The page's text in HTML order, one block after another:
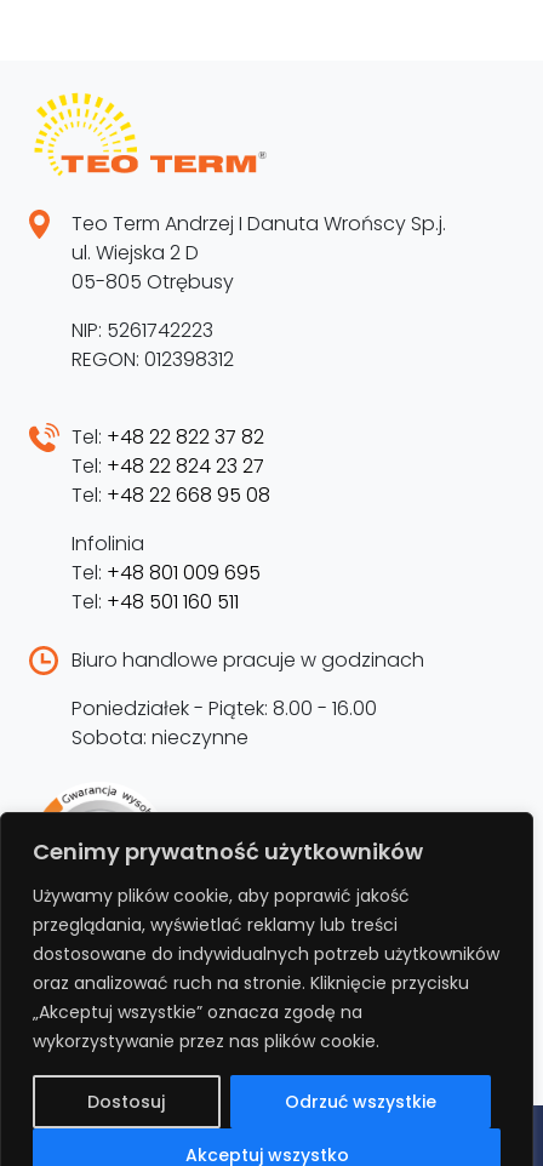
Cenimy prywatność użytkowników
Używamy plików cookie, aby poprawić jakość
przeglądania, wyświetlać reklamy lub treści
dostosowane do indywidualnych potrzeb użytkowników
oraz analizować ruch na stronie. Kliknięcie przycisku
„Akceptuj wszystkie” oznacza zgodę na
wykorzystywanie przez nas plików cookie.
Dostosuj Odrzuć wszystkie
Akceptuj wszystko
Teo Term Andrzej I Danuta Wrońscy Sp.j.
ul. Wiejska 2 D
05-805 Otrębusy
NIP: 5261742223
REGON: 012398312
Tel: +48 22 822 37 82
Tel: +48 22 824 23 27
Tel: +48 22 668 95 08
Infolinia
Tel: +48 801 009 695
Tel: +48 501 160 511
Biuro handlowe pracuje w godzinach
Poniedziałek - Piątek: 8.00 - 16.00
Sobota: nieczynne
przedłużenie gwarancji
Bezpłatnie przedłuż gwarancję o kolejne 12
miesięcy rejestrując produkt na stronie.
REJESTRUJ
Polityka prywatności Regulamin RODO